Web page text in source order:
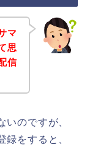
マ
思
信
いのですが、
録をすると、